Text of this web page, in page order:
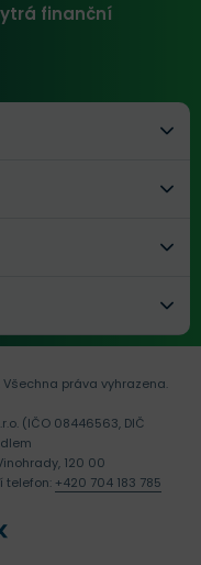
finanční
Všechna práva vyhrazena.
(IČO 08446563, DIČ
120 00
telefon: +420 704 183 785